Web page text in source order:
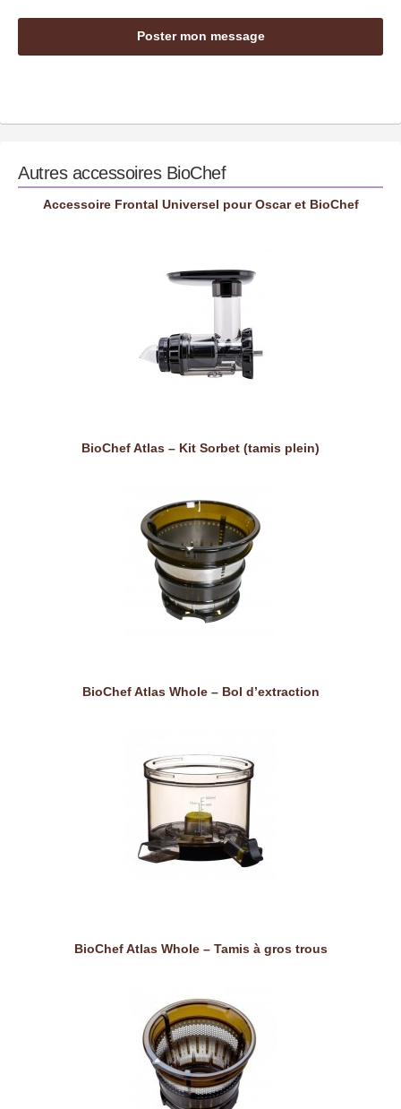
Autres accessoires BioChef
Accessoire Frontal Universel pour Oscar et BioChef
BioChef Atlas – Kit Sorbet (tamis plein)
BioChef Atlas Whole – Bol d’extraction
BioChef Atlas Whole – Tamis à gros trous